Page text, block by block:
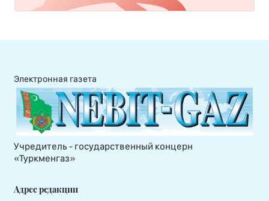
Электронная газета
Учредитель - государственный концерн
«Туркменгаз»
Адрес редакции